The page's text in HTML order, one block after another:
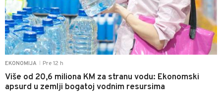
EKONOMIJA Pre 12 h
Više od 20,6 miliona KM za stranu vodu: Ekonomski
apsurd u zemlji bogatoj vodnim resursima